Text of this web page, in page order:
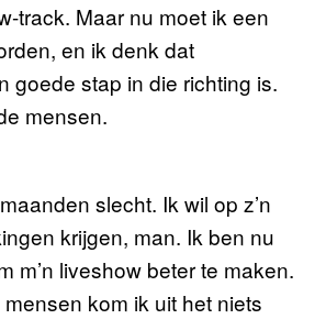
track. Maar nu moet ik een
en ik denk dat
goede stap in die richting is.
mensen.
slecht. Ik wil op z’n
krijgen, man. Ik ben nu
m’n liveshow beter te maken.
kom ik uit het niets